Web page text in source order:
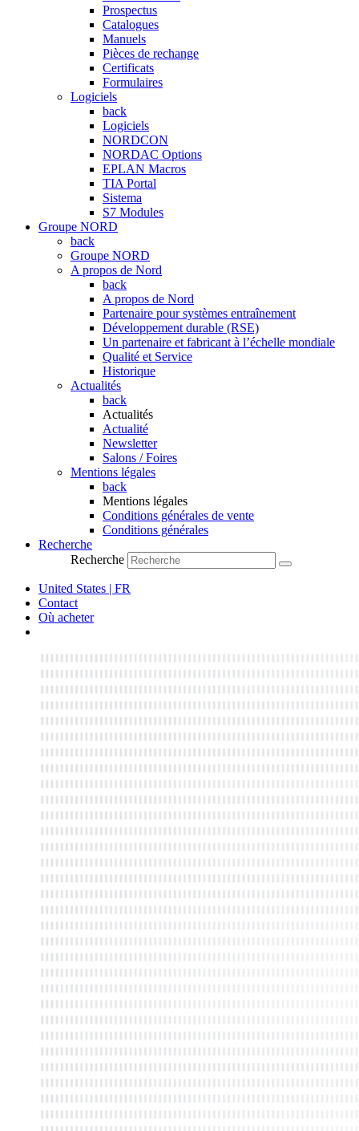
Prospectus
Catalogues
Manuels
Pièces de rechange
Certificats
Formulaires
Logiciels
back
Logiciels
NORDCON
NORDAC Options
EPLAN Macros
TIA Portal
Sistema
S7 Modules
Groupe NORD
back
Groupe NORD
A propos de Nord
back
A propos de Nord
Partenaire pour systèmes entraînement
Développement durable (RSE)
Un partenaire et fabricant à l’échelle mondiale
Qualité et Service
Historique
Actualités
back
Actualités
Actualité
Newsletter
Salons / Foires
Mentions légales
back
Mentions légales
Conditions générales de vente
Conditions générales
Recherche
Recherche
United States | FR
Contact
Où acheter